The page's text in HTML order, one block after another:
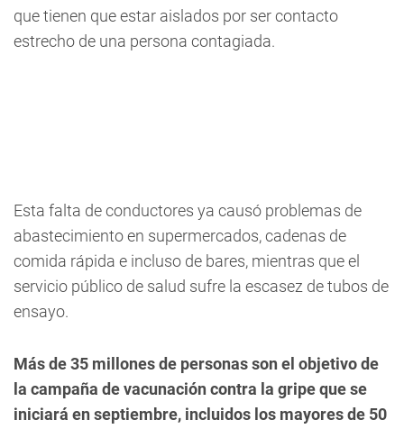
que tienen que estar aislados por ser contacto
estrecho de una persona contagiada.
Esta falta de conductores ya causó problemas de
abastecimiento en supermercados, cadenas de
comida rápida e incluso de bares, mientras que el
servicio público de salud sufre la escasez de tubos de
ensayo.
Más de 35 millones de personas son el objetivo de
la campaña de vacunación contra la gripe que se
iniciará en septiembre, incluidos los mayores de 50